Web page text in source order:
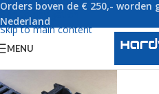
Skip to navigation
Skip to main content
Orders boven de € 250,-
Nederland
MENU